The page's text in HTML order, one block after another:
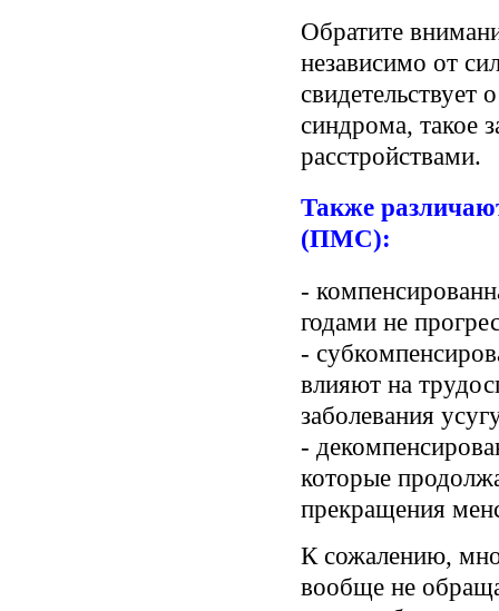
Обратите
независимо от
свидетельствует
синдрома, такое
расстройствами.
Также
(ПМС):
-
годами не
-
влияют на
заболевания
-
которые
прекращения
К сожалению,
вообще не